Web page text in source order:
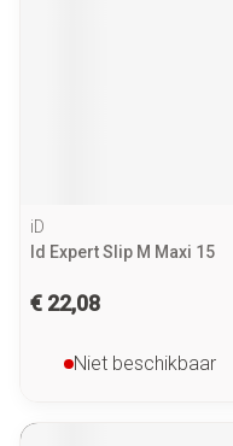
iD
Id Expert Slip M Maxi 15
€ 22,08
Niet beschikbaar